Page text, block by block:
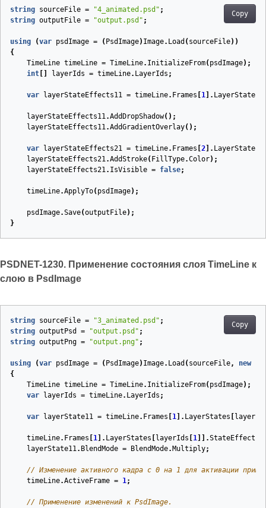
Copy
string sourceFile = "4_animated.psd" ;
string outputFile = "output.psd" ;
using (var psdImage = ( PsdImage) Image. Load ( sourceFile))
{
TimeLine timeLine = TimeLine. InitializeFrom( psdImage);
int
layerIds = timeLine. LayerIds ;
var layerStateEffects11 = timeLine. Frames 1 ]. LayerStates
layerStateEffects11.AddDropShadow();
layerStateEffects11.AddGradientOverlay();
var layerStateEffects21 = timeLine. Frames 2 ]. LayerStates
layerStateEffects21.AddStroke( FillType.Color);
layerStateEffects21. IsVisible = false;
timeLine.ApplyTo( psdImage);
psdImage.Save(outputFile);
}
PSDNET-1230. Применение состояния слоя TimeLine к
слою в PsdImage
Copy
string sourceFile = "3_animated.psd" ;
string outputPsd = "output.psd" ;
string outputPng = "output.png" ;
using (var psdImage = ( PsdImage) Image. Load ( sourceFile, new
{
TimeLine timeLine = TimeLine. InitializeFrom( psdImage);
var
layerIds = timeLine. LayerIds ;
var layerState11 = timeLine. Frames 1 ]. LayerStates
timeLine. Frames 1 ]. LayerStates layerIds 1 ]].StateEffects
layerState11. BlendMode = BlendMode. Multiply;
// Изменение активного кадра с 0 на 1 для активации
timeLine.ActiveFrame = 1;
// Применение изменений к PsdImage.